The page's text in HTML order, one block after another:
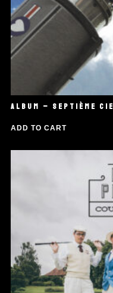
ALBUM – SEPTIÈME
ADD TO CART